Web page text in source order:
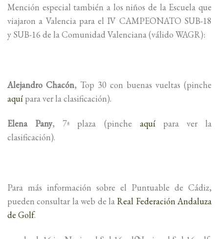
Mención especial también a los niños de la Escuela que
viajaron a Valencia para el IV CAMPEONATO SUB-18
y SUB-16 de la Comunidad Valenciana (válido WAGR):
Alejandro Chacón, Top 30 con buenas vueltas (pinche
aquí para ver la clasificación).
Elena Pany, 7ª plaza (pinche aquípara ver la
clasificación).
Para más información sobre el Puntuable de Cádiz,
pueden consultar la web de la Real Federación Andaluza
de Golf.